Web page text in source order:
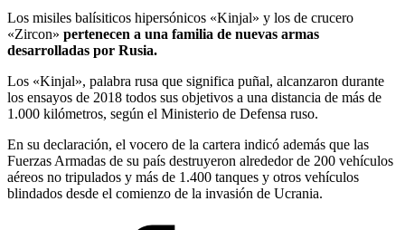
Los misiles balísiticos hipersónicos «Kinjal» y los de crucero
«Zircon» pertenecen a una familia de nuevas armas
desarrolladas por Rusia.
Los «Kinjal», palabra rusa que significa puñal, alcanzaron durante
los ensayos de 2018 todos sus objetivos a una distancia de más de
1.000 kilómetros, según el Ministerio de Defensa ruso.
En su declaración, el vocero de la cartera indicó además que las
Fuerzas Armadas de su país destruyeron alrededor de 200 vehículos
aéreos no tripulados y más de 1.400 tanques y otros vehículos
blindados desde el comienzo de la invasión de Ucrania.